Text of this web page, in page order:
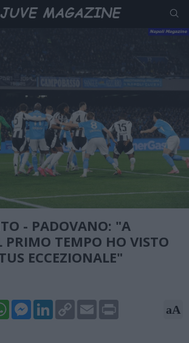
- PADOVANO: "A
PRIMO TEMPO HO VISTO
ECCEZIONALE"
WhatsAppMessengerLinkedInCopy
Link
Email aA